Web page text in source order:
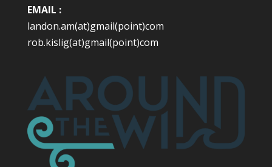
EMAIL :
landon.am(at)gmail(point)com
rob.kislig(at)gmail(point)com